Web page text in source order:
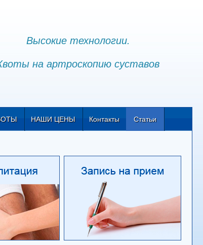
Высокие технологии.
на артроскопию суставов
НАШИ ЦЕНЫ Контакты Статьи